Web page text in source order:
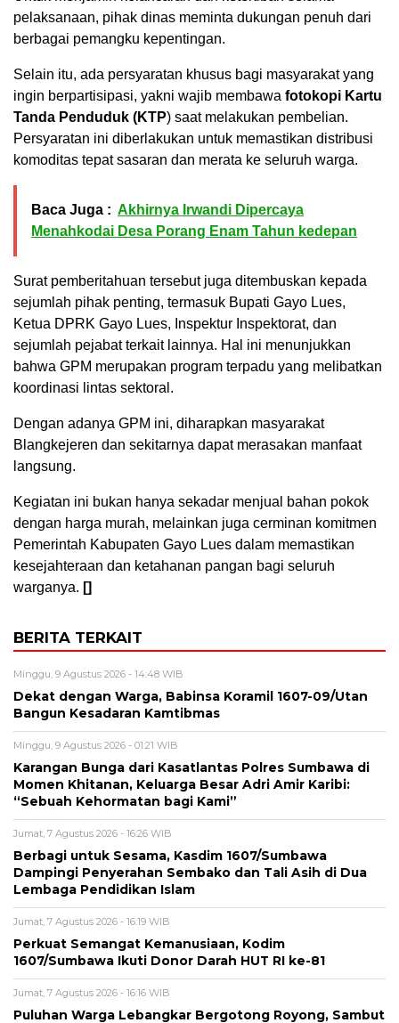
pelaksanaan, pihak dinas meminta dukungan penuh dari
berbagai pemangku kepentingan.
Selain itu, ada persyaratan khusus bagi masyarakat yang
ingin berpartisipasi, yakni wajib membawa fotokopi Kartu
Tanda Penduduk (KTP) saat melakukan pembelian.
Persyaratan ini diberlakukan untuk memastikan distribusi
komoditas tepat sasaran dan merata ke seluruh warga.
Baca Juga : Akhirnya Irwandi Dipercaya
Menahkodai Desa Porang Enam Tahun kedepan
Surat pemberitahuan tersebut juga ditembuskan kepada
sejumlah pihak penting, termasuk Bupati Gayo Lues,
Ketua DPRK Gayo Lues, Inspektur Inspektorat, dan
sejumlah pejabat terkait lainnya. Hal ini menunjukkan
bahwa GPM merupakan program terpadu yang melibatkan
koordinasi lintas sektoral.
Dengan adanya GPM ini, diharapkan masyarakat
Blangkejeren dan sekitarnya dapat merasakan manfaat
langsung.
Kegiatan ini bukan hanya sekadar menjual bahan pokok
dengan harga murah, melainkan juga cerminan komitmen
Pemerintah Kabupaten Gayo Lues dalam memastikan
kesejahteraan dan ketahanan pangan bagi seluruh
warganya. []
BERITA TERKAIT
Minggu, 9 Agustus 2026 - 14:48 WIB
‎Dekat dengan Warga, Babinsa Koramil 1607-09/Utan
Bangun Kesadaran Kamtibmas
Minggu, 9 Agustus 2026 - 01:21 WIB
Karangan Bunga dari Kasatlantas Polres Sumbawa di
Momen Khitanan, Keluarga Besar Adri Amir Karibi:
“Sebuah Kehormatan bagi Kami”
Jumat, 7 Agustus 2026 - 16:26 WIB
Berbagi untuk Sesama, Kasdim 1607/Sumbawa
Dampingi Penyerahan Sembako dan Tali Asih di Dua
Lembaga Pendidikan Islam
Jumat, 7 Agustus 2026 - 16:19 WIB
Perkuat Semangat Kemanusiaan, Kodim
1607/Sumbawa Ikuti Donor Darah HUT RI ke-81
Jumat, 7 Agustus 2026 - 16:16 WIB
Puluhan Warga Lebangkar Bergotong Royong, Sambut